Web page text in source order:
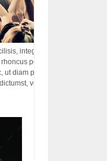
integer! Risus augue! Non
porttitor ac vut rhoncus
ut diam porttitor odio nunc
vel amet tincidunt